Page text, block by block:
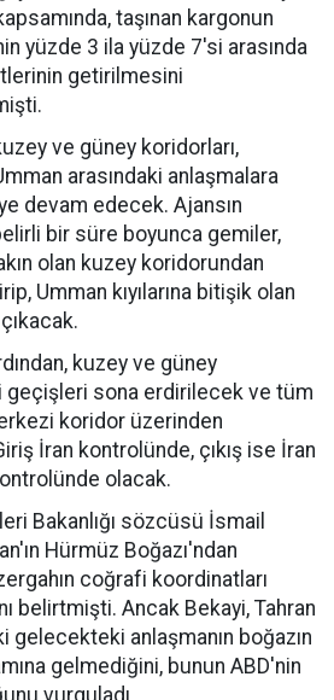
taşınan kargonun
yüzde 3 ila yüzde 7'si arasında
getirilmesini
ve güney koridorları,
arasındaki anlaşmalara
devam edecek. Ajansın
bir süre boyunca gemiler,
olan kuzey koridorundan
Umman kıyılarına bitişik olan
kuzey ve güney
geçişleri sona erdirilecek ve tüm
koridor üzerinden
İran kontrolünde, çıkış ise İran
olacak.
Bakanlığı sözcüsü İsmail
Hürmüz Boğazı'ndan
coğrafi koordinatları
belirtmişti. Ancak Bekayi, Tahran
gelecekteki anlaşmanın boğazın
gelmediğini, bunun ABD'nin
vurguladı.